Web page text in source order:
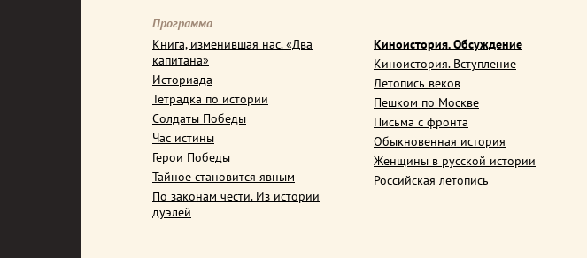
Программа
Книга, изменившая нас. «Два
капитана»
Историада
Тетрадка по истории
Солдаты Победы
Час истины
Герои Победы
Тайное становится явным
По законам чести. Из истории
дуэлей
Киноистория. Обсуждение
Киноистория. Вступление
Летопись веков
Пешком по Москве
Письма с фронта
Обыкновенная история
Женщины в русской истории
Российская летопись